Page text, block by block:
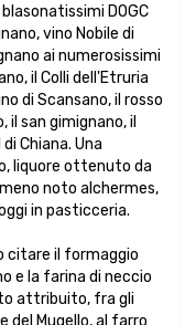
DOGC
vino Nobile di
ai numerosissimi
il Colli dell'Etruria
di Scansano, il rosso
il san gimignano, il
Chiana. Una
liquore ottenuto da
noto alchermes,
in pasticceria.
citare il formaggio
e la farina di neccio
attribuito, fra gli
del Mugello, al farro